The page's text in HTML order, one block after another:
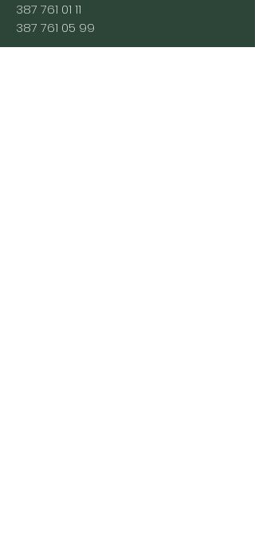
387 761 01 11
387 761 05 99